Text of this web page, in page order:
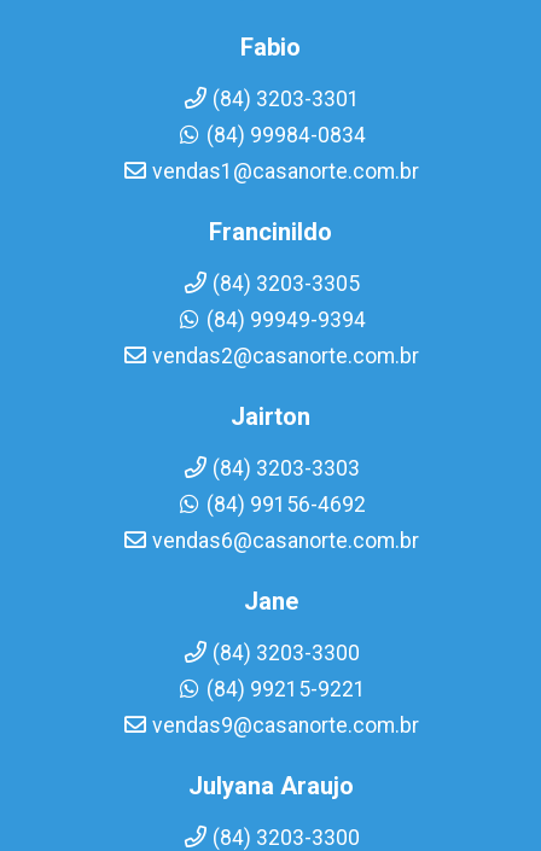
Fabio
(84) 3203-3301
(84) 99984-0834
vendas1@casanorte.com.br
Francinildo
(84) 3203-3305
(84) 99949-9394
vendas2@casanorte.com.br
Jairton
(84) 3203-3303
(84) 99156-4692
vendas6@casanorte.com.br
Jane
(84) 3203-3300
(84) 99215-9221
vendas9@casanorte.com.br
Julyana Araujo
(84) 3203-3300